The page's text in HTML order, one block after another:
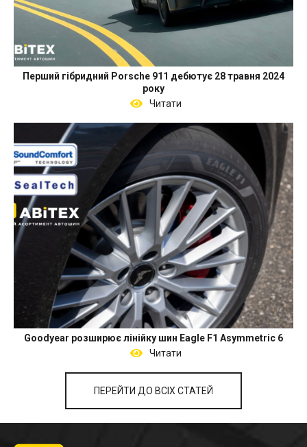
Перший гібридний Porsche 911 дебютує 28 травня 2024
року
Читати
Goodyear розширює лінійку шин Eagle F1 Asymmetric 6
Читати
ПЕРЕЙТИ ДО ВСІХ СТАТЕЙ